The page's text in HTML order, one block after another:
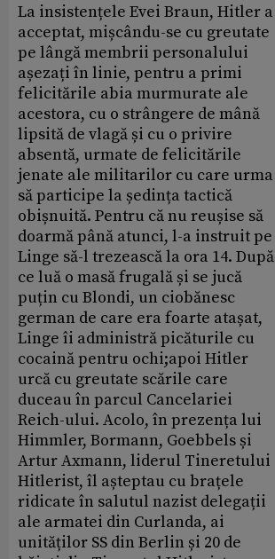
La insistențele Evei Braun, Hitler a
acceptat, mișcându-se cu greutate
pe lângă membrii personalului
așezați în linie, pentru a primi
felicitările abia murmurate ale
acestora, cu o strângere de mână
lipsită de vlagă și cu o privire
absentă, urmate de felicitările
jenate ale militarilor cu care urma
să participe la ședința tactică
obișnuită. Pentru că nu reușise să
doarmă până atunci, l-a instruit pe
Linge să-l trezească la ora 14. După
ce luă o masă frugală și se jucă
puțin cu Blondi, un ciobănesc
german de care era foarte atașat,
Linge îi administră picăturile cu
cocaină pentru ochi;apoi Hitler
urcă cu greutate scările care
duceau în parcul Cancelariei
Reich-ului. Acolo, în prezența lui
Himmler, Bormann, Goebbels și
Artur Axmann, liderul Tineretului
Hitlerist, îl așteptau cu brațele
ridicate în salutul nazist delegații
ale armatei din Curlanda, ai
unităților SS din Berlin și 20 de